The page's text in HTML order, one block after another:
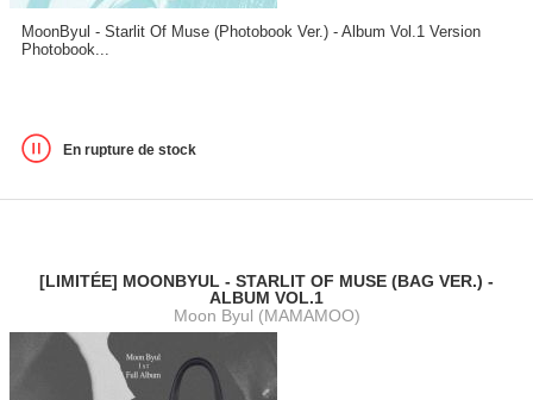
MoonByul - Starlit Of Muse (Photobook Ver.) - Album Vol.1 Version
Photobook...
En rupture de stock
[LIMITÉE] MOONBYUL - STARLIT OF MUSE (BAG VER.) -
ALBUM VOL.1
Moon Byul (MAMAMOO)